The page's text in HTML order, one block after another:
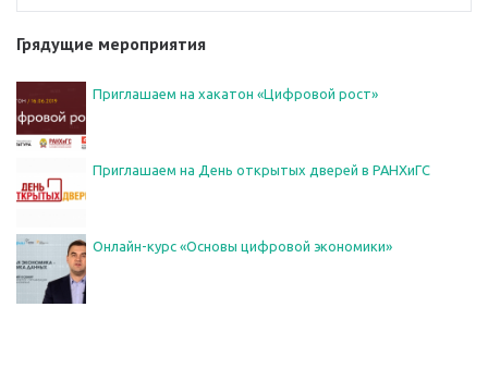
Грядущие мероприятия
Приглашаем на хакатон «Цифровой рост»
Приглашаем на День открытых дверей в РАНХиГС
Онлайн-курс «Основы цифровой экономики»